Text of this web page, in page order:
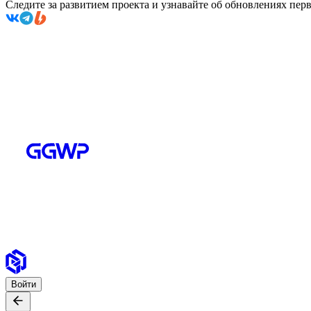
Следите за развитием проекта и узнавайте об обновлениях
Войти